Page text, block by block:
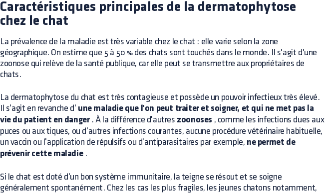
Caractéristiques principales de la dermatophytose
chez le chat
La prévalence de la maladie est très variable chez le chat : elle varie selon la zone
géographique. On estime que 5 à 50 % des chats sont touchés dans le monde. Il s'agit d'une
zoonose qui relève de la santé publique, car elle peut se transmettre aux propriétaires de
chats.
La dermatophytose du chat est très contagieuse et possède un pouvoir infectieux très élevé.
Il s'agit en revanche d' une maladie que l'on peut traiter et soigner, et qui ne met pas la
vie du patient en danger. À la différence d'autres zoonoses , comme les infections dues aux
puces ou aux tiques, ou d'autres infections courantes, aucune procédure vétérinaire habituelle,
un vaccin ou l'application de répulsifs ou d'antiparasitaires par exemple, ne permet de
prévenir cette maladie.
Si le chat est doté d'un bon système immunitaire, la teigne se résout et se soigne
généralement spontanément. Chez les cas les plus fragiles, les jeunes chatons notamment,